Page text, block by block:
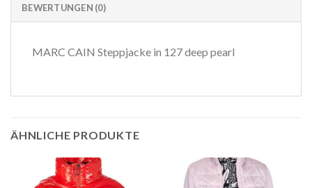
BEWERTUNGEN (0)
MARC CAIN Steppjacke in 127 deep pearl
ÄHNLICHE PRODUKTE